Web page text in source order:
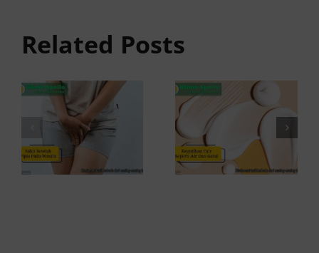
Related Posts
Wanita
Serta
Perih?
Waspada
Kondisi Ini
Apakah
Berbahaya?